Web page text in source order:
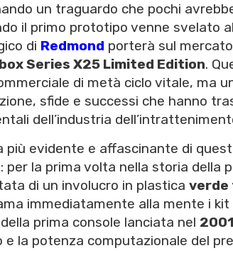
un traguardo che pochi
il primo prototipo venne svelato
di Redmond porterà sul
Series X25 Limited Edition.
di metà ciclo vitale, ma
sfide e successi che hanno
dell’industria
più evidente e affascinante di
per la prima volta nella storia della
di un involucro in plastica
immediatamente alla mente i kit
prima console lanciata nel 2001
e la potenza computazionale del